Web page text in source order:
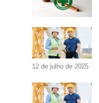
12 de julho de 2025